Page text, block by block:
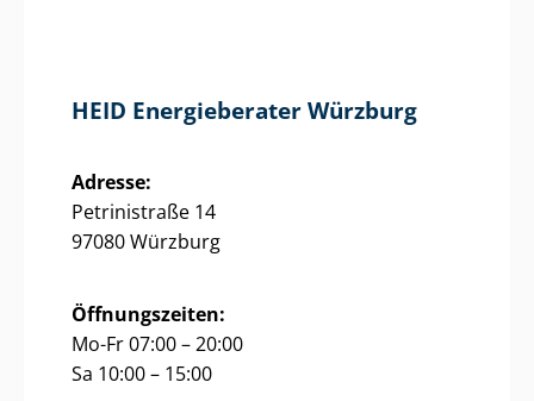
HEID Energieberater Würzburg
Adresse:
Petrinistraße 14
97080 Würzburg
Öffnungszeiten:
Mo-Fr 07:00 – 20:00
Sa 10:00 – 15:00